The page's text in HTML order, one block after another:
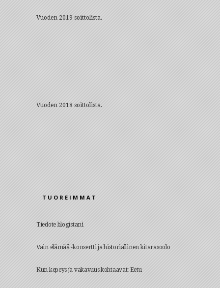
Vuoden 2019 soittolista.
Vuoden 2018 soittolista.
TUOREIMMAT
Tiedote blogistani
Vain elämää -konsertti ja historiallinen kitarasoolo
Kun kepeys ja vakavuus kohtaavat: Eetu